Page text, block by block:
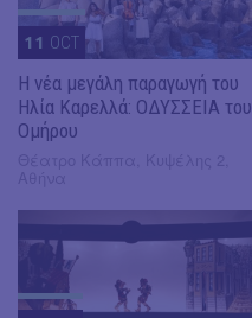
11 OCT
Η νέα μεγάλη παραγωγή του
Ηλία Καρελλά: ΟΔΥΣΣΕΙΑ του
Ομήρου